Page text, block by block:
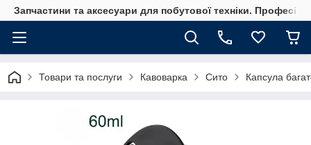
Запчастини та аксесуари для побутової техніки.
Товари та послуги Кавоварка Сито Капсула